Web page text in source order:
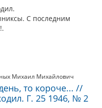
С последним
Михаил Михайлович
то короче... //
Г. 25 1946, № 2